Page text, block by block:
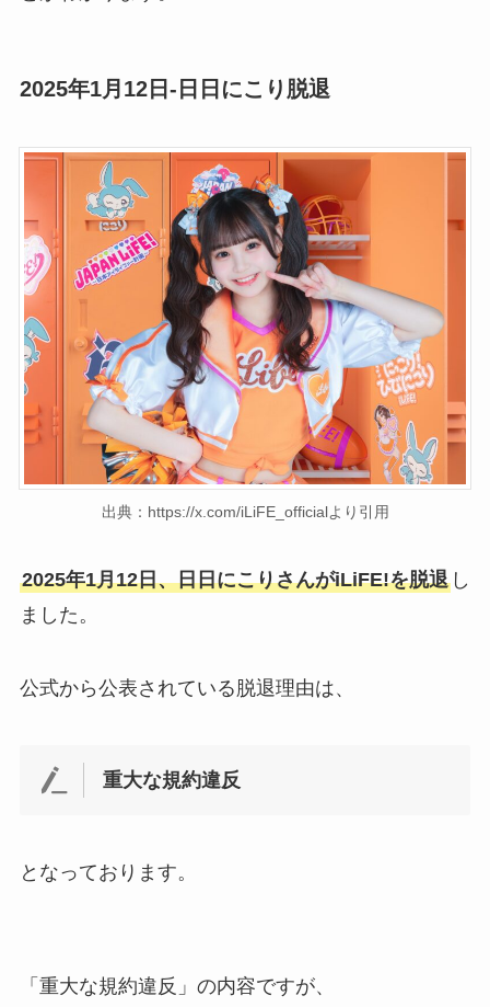
2025年1月12日-日日にこり脱退
出典：https://x.com/iLiFE_officialより引用
2025年1月12日、日日にこりさんがiLiFE!を脱退し
ました。
公式から公表されている脱退理由は、
重大な規約違反
となっております。
「重大な規約違反」の内容ですが、